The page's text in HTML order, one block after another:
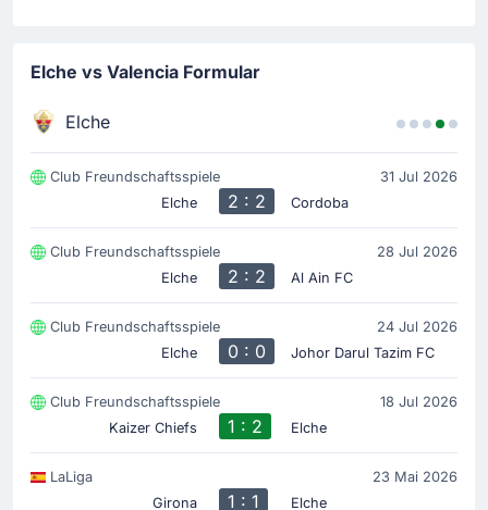
Elche vs Valencia Formular
Elche
Club Freundschaftsspiele
31 Jul 2026
Elche
2 : 2 Cordoba
Club Freundschaftsspiele
28 Jul 2026
Elche
2 : 2 Al Ain FC
Club Freundschaftsspiele
24 Jul 2026
Elche
0 : 0 Johor Darul Tazim FC
Club Freundschaftsspiele
18 Jul 2026
Kaizer Chiefs
1 : 2 Elche
LaLiga
23 Mai 2026
Girona
1 : 1 Elche